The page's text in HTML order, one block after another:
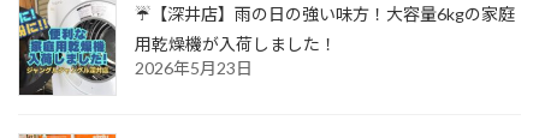
☔【深井店】雨の日の強い味方！大容量6kgの家庭
用乾燥機が入荷しました！
2026年5月23日